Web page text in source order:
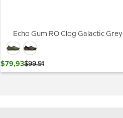
Echo Gum RO Clog Galactic Grey
$79,93$99,91